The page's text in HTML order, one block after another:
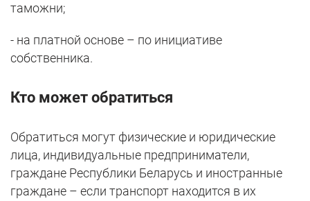
таможни;
- на платной основе – по инициативе
собственника.
Кто может обратиться
Обратиться могут физические и юридические
лица, индивидуальные предприниматели,
граждане Республики Беларусь и иностранные
граждане – если транспорт находится в их